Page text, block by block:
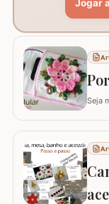
Jogar
Seja
ser